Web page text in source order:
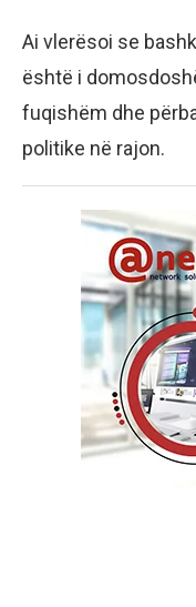
Ai vlerësoi se
është i
fuqishëm dhe
politike në rajon.